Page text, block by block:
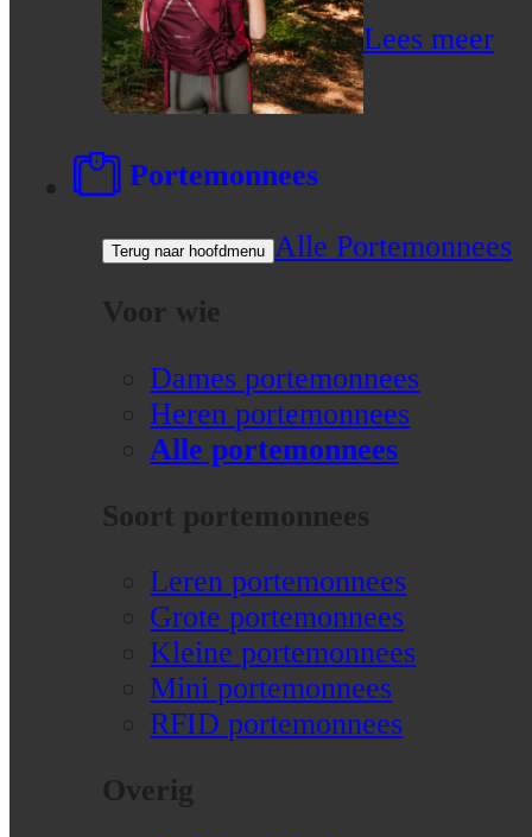
Lees meer
Portemonnees
Terug naar hoofdmenu Alle Portemonnees
Voor wie
Dames portemonnees
Heren portemonnees
Alle portemonnees
Soort portemonnees
Leren portemonnees
Grote portemonnees
Kleine portemonnees
Mini portemonnees
RFID portemonnees
Overig